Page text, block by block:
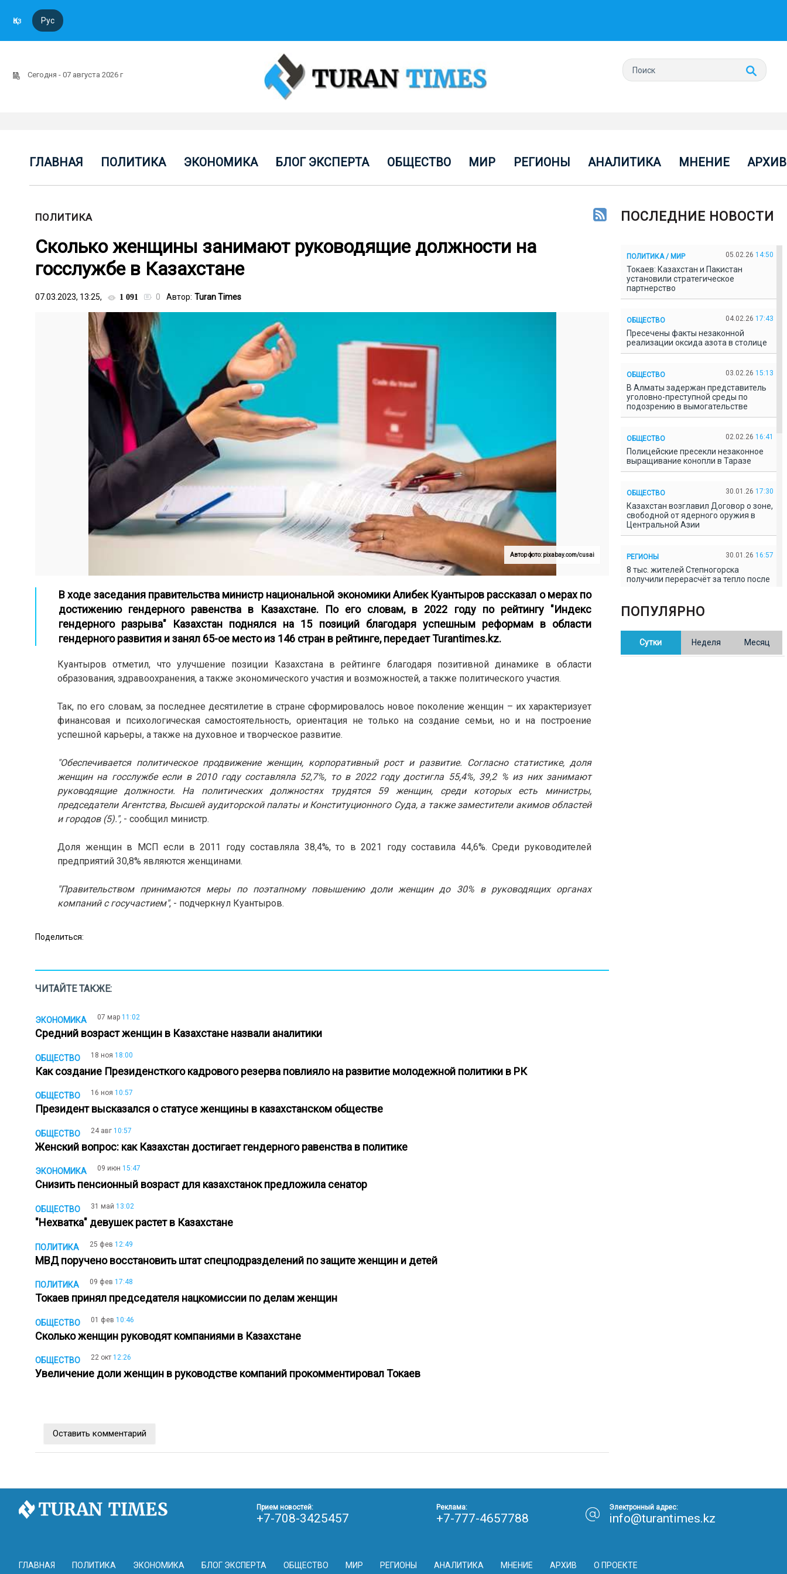
Қаз Рус
Сегодня - 07 августа 2026 г
ГЛАВНАЯ ПОЛИТИКА ЭКОНОМИКА БЛОГ ЭКСПЕРТА ОБЩЕСТВО МИР РЕГИОНЫ АНАЛИТИКА МНЕНИЕ АРХИВ
ПОЛИТИКА
Сколько женщины занимают руководящие должности на
госслужбе в Казахстане
07.03.2023, 13:25, 1 091 0 Автор: Turan Times
Автор фото: pixabay.com/cusai
В ходе заседания правительства министр национальной экономики Алибек Куантыров рассказал о мерах по
достижению гендерного равенства в Казахстане. По его словам, в 2022 году по рейтингу "Индекс
гендерного разрыва" Казахстан поднялся на 15 позиций благодаря успешным реформам в области
гендерного развития и занял 65-ое место из 146 стран в рейтинге, передаетTurantimes.kz.
Куантыров отметил, что улучшение позиции Казахстана в рейтинге благодаря позитивной динамике в области
образования, здравоохранения, а также экономического участия и возможностей, а также политического участия.
Так, по его словам, за последнее десятилетие в стране сформировалось новое поколение женщин – их характеризует
финансовая и психологическая самостоятельность, ориентация не только на создание семьи, но и на построение
успешной карьеры, а также на духовное и творческое развитие.
"Обеспечивается политическое продвижение женщин, корпоративный рост и развитие. Согласно статистике, доля
женщин на госслужбе если в 2010 году составляла 52,7%, то в 2022 году достигла 55,4%, 39,2 % из них занимают
руководящие должности. На политических должностях трудятся 59 женщин, среди которых есть министры,
председатели Агентства, Высшей аудиторской палаты и Конституционного Суда, а также заместители акимов областей
и городов (5).", - сообщил министр.
Доля женщин в МСП если в 2011 году составляла 38,4%, то в 2021 году составила 44,6%. Среди руководителей
предприятий 30,8% являются женщинами.
"Правительством принимаются меры по поэтапному повышению доли женщин до 30% в руководящих органах
компаний с госучастием", - подчеркнул Куантыров.
Поделиться:
ЧИТАЙТЕ ТАКЖЕ:
ЭКОНОМИКА 07 мар 11:02
Средний возраст женщин в Казахстане назвали аналитики
ОБЩЕСТВО 18 ноя 18:00
Как создание Президенсткого кадрового резерва повлияло на развитие молодежной политики в РК
ОБЩЕСТВО 16 ноя 10:57
Президент высказался о статусе женщины в казахстанском обществе
ОБЩЕСТВО 24 авг 10:57
Женский вопрос: как Казахстан достигает гендерного равенства в политике
ЭКОНОМИКА 09 июн 15:47
Снизить пенсионный возраст для казахстанок предложила сенатор
ОБЩЕСТВО 31 май 13:02
"Нехватка" девушек растет в Казахстане
ПОЛИТИКА 25 фев 12:49
МВД поручено восстановить штат спецподразделений по защите женщин и детей
ПОЛИТИКА 09 фев 17:48
Токаев принял председателя нацкомиссии по делам женщин
ОБЩЕСТВО 01 фев 10:46
Сколько женщин руководят компаниями в Казахстане
ОБЩЕСТВО 22 окт 12:26
Увеличение доли женщин в руководстве компаний прокомментировал Токаев
Оставить комментарий
ПОСЛЕДНИЕ НОВОСТИ
ПОЛИТИКА / МИР 05.02.26 14:50
Токаев: Казахстан и Пакистан
установили стратегическое
партнерство
ОБЩЕСТВО 04.02.26 17:43
Пресечены факты незаконной
реализации оксида азота в столице
ОБЩЕСТВО 03.02.26 15:13
В Алматы задержан представитель
уголовно-преступной среды по
подозрению в вымогательстве
ОБЩЕСТВО 02.02.26 16:41
Полицейские пресекли незаконное
выращивание конопли в Таразе
ОБЩЕСТВО 30.01.26 17:30
Казахстан возглавил Договор о зоне,
свободной от ядерного оружия в
Центральной Азии
РЕГИОНЫ 30.01.26 16:57
8 тыс. жителей Степногорска
получили перерасчёт за тепло после
В Казахстане готовят новую
редакцию Конституции: меняется
ПОПУЛЯРНО
Сутки Неделя Месяц
ГЛАВНАЯ ПОЛИТИКА ЭКОНОМИКА БЛОГ ЭКСПЕРТА ОБЩЕСТВО МИР РЕГИОНЫ АНАЛИТИКА МНЕНИЕ АРХИВ О ПРОЕКТЕ
Прием новостей:
+7-708-3425457
Реклама:
+7-777-4657788
Электронный адрес:
info@turantimes.kz